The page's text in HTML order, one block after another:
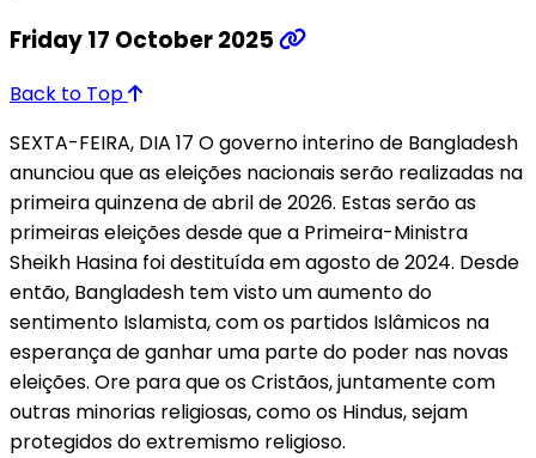
Friday 17 October 2025
Back to Top
SEXTA-FEIRA, DIA 17 O governo interino de Bangladesh
anunciou que as eleições nacionais serão realizadas na
primeira quinzena de abril de 2026. Estas serão as
primeiras eleições desde que a Primeira-Ministra
Sheikh Hasina foi destituída em agosto de 2024. Desde
então, Bangladesh tem visto um aumento do
sentimento Islamista, com os partidos Islâmicos na
esperança de ganhar uma parte do poder nas novas
eleições. Ore para que os Cristãos, juntamente com
outras minorias religiosas, como os Hindus, sejam
protegidos do extremismo religioso.